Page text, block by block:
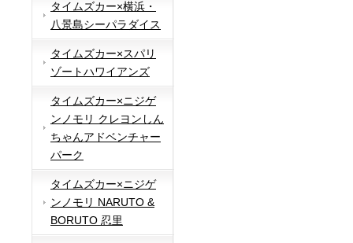
タイムズカー×横浜・
八景島シーパラダイス
タイムズカー×スパリ
ゾートハワイアンズ
タイムズカー×ニジゲ
ンノモリ クレヨンしん
ちゃんアドベンチャー
パーク
タイムズカー×ニジゲ
ンノモリ NARUTO &
BORUTO 忍里